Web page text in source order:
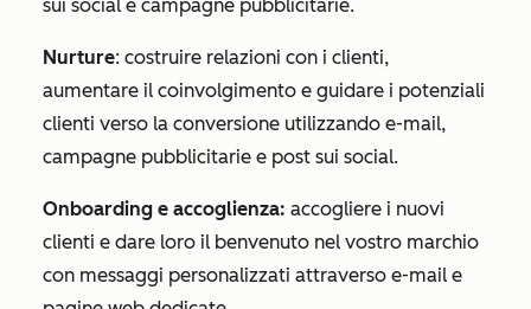
sui social e campagne pubblicitarie.
Nurture: costruire relazioni con i clienti,
aumentare il coinvolgimento e guidare i potenziali
clienti verso la conversione utilizzando e-mail,
campagne pubblicitarie e post sui social.
Onboarding e accoglienza: accogliere i nuovi
clienti e dare loro il benvenuto nel vostro marchio
con messaggi personalizzati attraverso e-mail e